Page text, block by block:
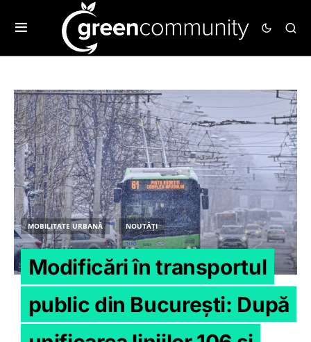
MOBILITATE URBANĂ NOUTĂȚI
Modificări în transportul
public din București: După